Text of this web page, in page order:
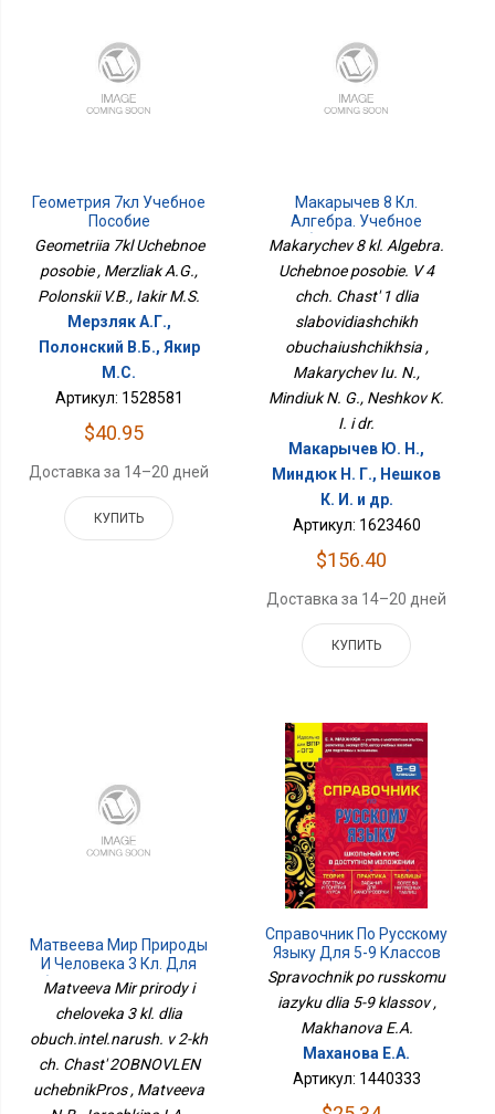
Геометрия 7кл Учебное
Пособие
Geometriia 7kl Uchebnoe
posobie , Merzliak A.G.,
Polonskii V.B., Iakir M.S.
Мерзляк А.Г.,
Полонский В.Б., Якир
М.С.
Артикул: 1528581
$40.95
Доставка за 14–20 дней
КУПИТЬ
Макарычев 8 Кл.
Алгебра. Учебное
Пособие. В 4 Чч. Часть 1
Для Слабовидящих
Обучающихся
Makarychev 8 kl. Algebra.
Uchebnoe posobie. V 4
chch. Chast' 1 dlia
slabovidiashchikh
obuchaiushchikhsia ,
Makarychev Iu. N.,
Mindiuk N. G., Neshkov K.
I. i dr.
Макарычев Ю. Н.,
Миндюк Н. Г., Нешков
К. И. и др.
Артикул: 1623460
$156.40
Доставка за 14–20 дней
КУПИТЬ
Матвеева Мир Природы
И Человека 3 Кл. Для
Обуч.интел.наруш. В 2-Х
Ч. Часть 2ОБНОВЛЕН
УчебникПрос
Matveeva Mir prirody i
cheloveka 3 kl. dlia
obuch.intel.narush. v 2-kh
ch. Chast' 2OBNOVLEN
uchebnikPros , Matveeva
Справочник По Русскому
Языку Для 5-9 Классов
Spravochnik po russkomu
iazyku dlia 5-9 klassov ,
Makhanova E.A.
Маханова Е.А.
Артикул: 1440333